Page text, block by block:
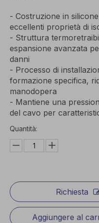
- Costruzione in
eccellenti proprietà di
- Struttura
espansione avanzata
danni
- Processo di
formazione specifica,
manodopera
- Mantiene una
del cavo per
Quantità:
Richiesta
Aggiungere al